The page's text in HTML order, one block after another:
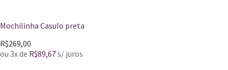
Mochilinha Casulo preta
R$269,00
ou 3x de R$89,67s/ juros